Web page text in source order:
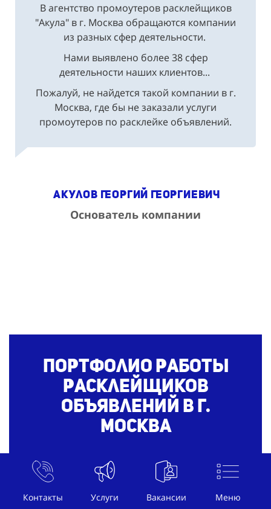
Контакты Услуги Вакансии Меню
В агентство промоутеров расклейщиков
"Акула" в г. Москва обращаются компании
из разных сфер деятельности.
Нами выявлено более 38 сфер
деятельности наших клиентов...
Пожалуй, не найдется такой компании в г.
Москва, где бы не заказали услуги
промоутеров по расклейке объявлений.
Акулов Георгий Георгиевич
Основатель компании
Портфолио работы
расклейщиков
объявлений в г.
Москва